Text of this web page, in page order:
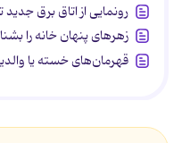
رونمایی از اتاق برق جدید
زهرهای پنهان خانه را
قهرمان‌های خسته یا